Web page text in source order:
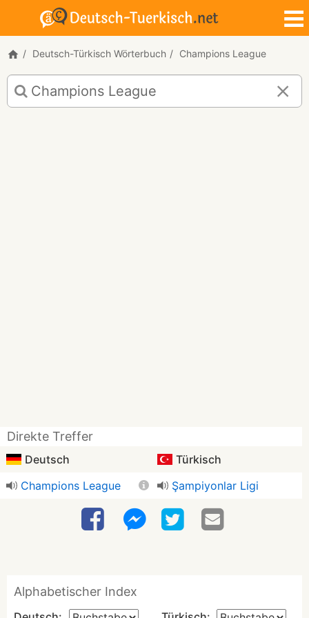
Deutsch-Türkisch Wörterbuch Champions League
Deutsch-
Türkisch
Übersetzung
Direkte Treffer
Deutsch
Türkisch
Champions League
Şampiyonlar Ligi
Alphabetischer Index